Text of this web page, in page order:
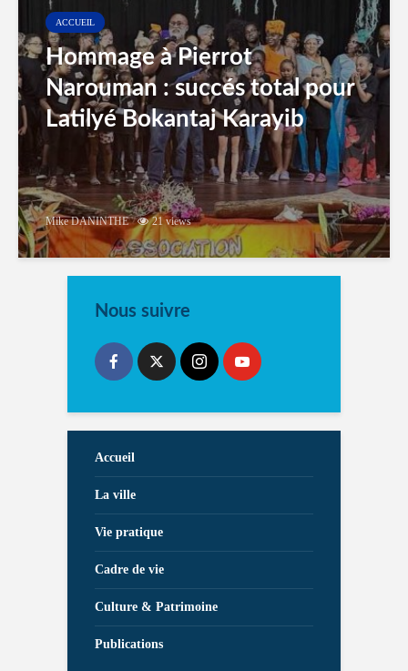
ACCUEIL
Hommage à Pierrot
Narouman : succés total pour
Latilyé Bokantaj Karayib
Mike DANINTHE 21 views
Nous suivre
Accueil
La ville
Vie pratique
Cadre de vie
Culture & Patrimoine
Publications